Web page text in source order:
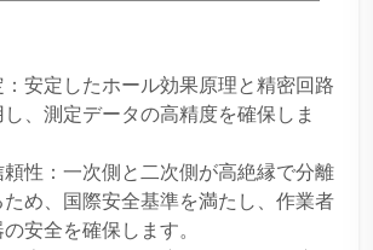
安定したホール効果原理と精密回路
、測定データの高精度を確保しま
性：一次側と二次側が高絶縁で分離
ため、国際安全基準を満たし、作業者
安全を確保します。